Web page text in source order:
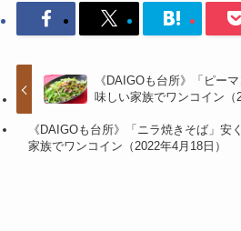
《DAIGOも台所》「ピー
味しい家族でワンコイン（
《DAIGOも台所》「ニラ焼きそば」安
家族でワンコイン（2022年4月18日）